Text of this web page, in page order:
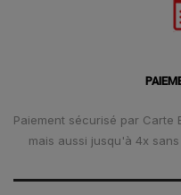
Paiement sécurisé par Carte
mais aussi jusqu'à 4x